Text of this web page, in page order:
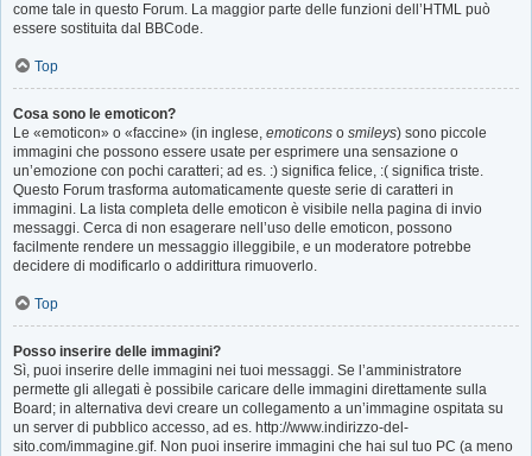
come tale in questo Forum. La maggior parte delle funzioni dell’HTML può
essere sostituita dal BBCode.
Top
Cosa sono le emoticon?
Le «emoticon» o «faccine» (in inglese, emoticons o smileys) sono piccole
immagini che possono essere usate per esprimere una sensazione o
un’emozione con pochi caratteri; ad es. :) significa felice, :( significa triste.
Questo Forum trasforma automaticamente queste serie di caratteri in
immagini. La lista completa delle emoticon è visibile nella pagina di invio
messaggi. Cerca di non esagerare nell’uso delle emoticon, possono
facilmente rendere un messaggio illeggibile, e un moderatore potrebbe
decidere di modificarlo o addirittura rimuoverlo.
Top
Posso inserire delle immagini?
Sì, puoi inserire delle immagini nei tuoi messaggi. Se l’amministratore
permette gli allegati è possibile caricare delle immagini direttamente sulla
Board; in alternativa devi creare un collegamento a un’immagine ospitata su
un server di pubblico accesso, ad es. http://www.indirizzo-del-
sito.com/immagine.gif. Non puoi inserire immagini che hai sul tuo PC (a meno